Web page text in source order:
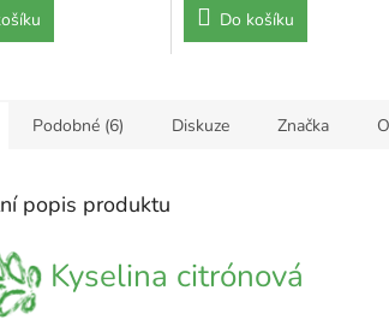
Do košíku
Podobné (6) Diskuze Značka
popis produktu
Kyselina citrónová